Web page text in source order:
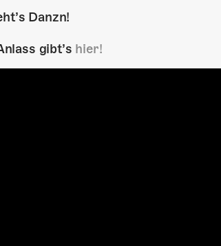
Danzn!
gibt’s hier!